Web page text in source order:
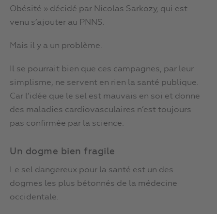
Obésité » décidé par Nicolas Sarkozy, qui est
venu s’ajouter au PNNS.
Mais il y a un problème.
Il se pourrait bien que ces campagnes, par leur
simplisme, ne servent en rien la santé publique.
Car l’idée que le sel est mauvais en soi et donne
des maladies cardiovasculaires n’est toujours
pas confirmée par la science.
Un dogme bien fragile
Le sel dangereux pour la santé est un des
dogmes les plus bétonnés de la médecine
occidentale.